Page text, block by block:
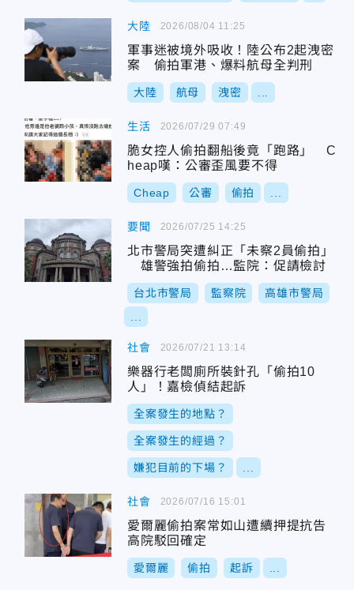
大陸
軍事迷被境外吸收！陸公布2起洩密
案 偷拍軍港、爆料航母全判刑
大陸 航母 洩密
2026/08/04 11:25
生活
脆女控人偷拍翻船後竟「跑路」 C
heap嘆：公審歪風要不得
Cheap 公審 偷拍
2026/07/29 07:49
要聞
北市警局突遭糾正「未察2員偷拍」
雄警強拍偷拍…監院：促請檢討
台北市警局 監察院 高雄市警局
2026/07/25 14:25
社會
樂器行老闆廁所裝針孔「偷拍10
人」！嘉檢偵結起訴
全案發生的地點？
全案發生的經過？
嫌犯目前的下場？
2026/07/21 13:14
社會
愛爾麗偷拍案常如山遭續押提抗告
高院駁回確定
愛爾麗 偷拍 起訴
2026/07/16 15:01